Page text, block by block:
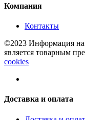
Компания
Контакты
©2023 Информация на
является товарным
cookies
Доставка и оплата